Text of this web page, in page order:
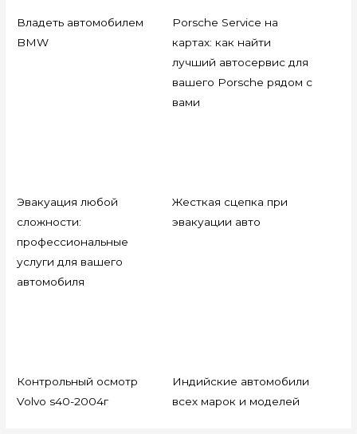
Владеть автомобилем
BMW
Porsche Service на
картах: как найти
лучший автосервис для
вашего Porsche рядом с
вами
Эвакуация любой
сложности:
профессиональные
услуги для вашего
автомобиля
Жесткая сцепка при
эвакуации авто
Контрольный осмотр
Volvo s40-2004г
Индийские автомобили
всех марок и моделей